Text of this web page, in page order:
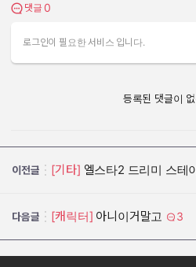
댓글 보기
댓글 0
로그인이 필요한 서비스 입니다.
등록된 댓글이
이전글 [기타] 엘스타2 드리미 스테
다음글 [캐릭터] 아니이거말고 3